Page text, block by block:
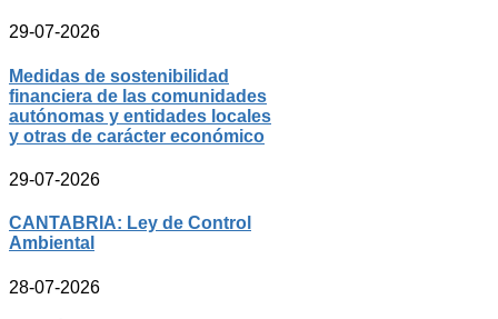
29-07-2026
Medidas de sostenibilidad
financiera de las comunidades
autónomas y entidades locales
y otras de carácter económico
29-07-2026
CANTABRIA: Ley de Control
Ambiental
28-07-2026